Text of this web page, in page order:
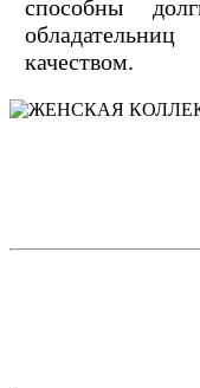
способны
качеством.